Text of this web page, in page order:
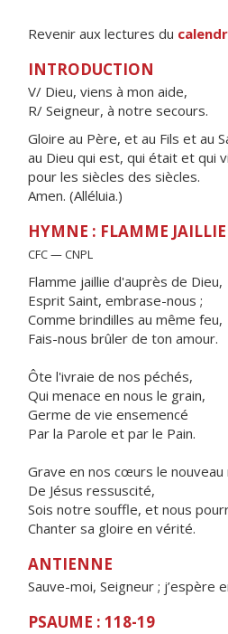
Revenir aux lectures du
INTRODUCTION
V/ Dieu, viens à mon aide,
R/ Seigneur, à notre secours.
Gloire au Père, et au Fils et au
au Dieu qui est, qui était et qui
pour les siècles des siècles.
Amen. (Alléluia.)
HYMNE : FLAMME
CFC — CNPL
Flamme jaillie d'auprès de Dieu,
Esprit Saint, embrase-nous ;
Comme brindilles au même feu,
Fais-nous brûler de ton amour.
Ôte l'ivraie de nos péchés,
Qui menace en nous le grain,
Germe de vie ensemencé
Par la Parole et par le Pain.
Grave en nos cœurs le nouveau
De Jésus ressuscité,
Sois notre souffle, et nous
Chanter sa gloire en vérité.
ANTIENNE
Sauve-moi, Seigneur ; j’espère
PSAUME : 118-19